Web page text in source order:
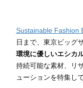
Sustainable Fashion
日まで、東京ビッグ
環境に優しいエシカ
持続可能な素材、リ
ューションを特集し